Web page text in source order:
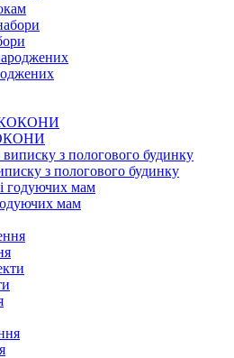
з пологового будинку
мам